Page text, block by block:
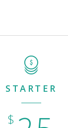
STARTER
$